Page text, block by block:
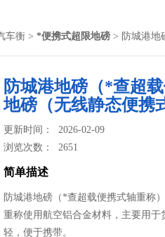
车衡 > *便携式超限地磅 > 防城港地磅（*查
防城港地磅（*查超
地磅（无线静态便携
更新时间： 2026-02-09
浏览次数：2651
简单描述
防城港地磅（*查超载便携式轴重称
重称使用航空铝合金材料，主要用
轻，便于携带。